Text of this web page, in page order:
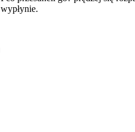
wypłynie.